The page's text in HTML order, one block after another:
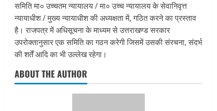
समिति मा० उच्चतम न्यायालय / मा० उच्च न्यायालय के सेवानिवृत्त
न्यायाधीश / मुख्य न्यायाधीश की अध्यक्षता में, गठित करने का प्रस्ताव
है। राजपत्र में अधिसूचना के माध्यम से उत्तराखण्ड सरकार
उपरोक्तानुसार एक समिति का गठन करेगी जिसमें उसकी संरचना, संदर्भ
की शर्तें आदि का भी उल्लेख रहेगा।
ABOUT THE AUTHOR